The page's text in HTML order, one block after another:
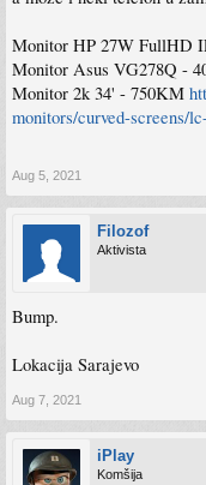
Monitor HP 27W FullHD
Monitor Asus VG278Q -
Monitor 2k 34' - 750KM
monitors/curved-screens/
Aug 5, 2021
Filozof
Aktivista
Bump.
Lokacija Sarajevo
Aug 7, 2021
iPlay
Komšija